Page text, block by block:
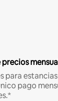
para
pago